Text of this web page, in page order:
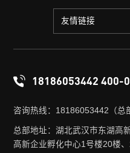
友情链接
18186053442 400-
咨询热线：18186053442（总
总部地址：湖北武汉市东湖高
高新企业孵化中心1号楼20楼